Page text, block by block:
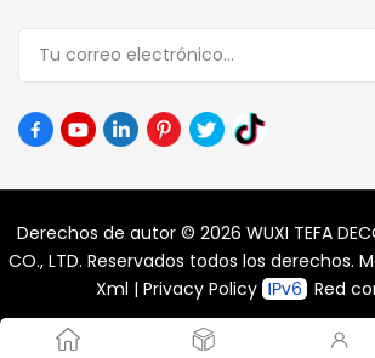
Derechos de autor © 2026 WUXI TEFA
CO., LTD. Reservados todos los derechos.
Xml | Privacy Policy Red